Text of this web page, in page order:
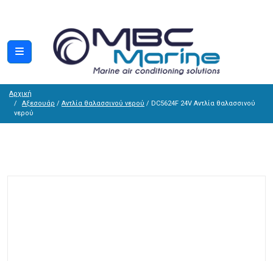
Αρχική
Αξεσουάρ / Αντλία θαλασσινού νερού / DC5624F 24V Αντλία θαλασσινού
νερού